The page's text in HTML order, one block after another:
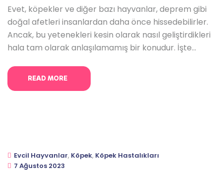
Evet, köpekler ve diğer bazı hayvanlar, deprem gibi
doğal afetleri insanlardan daha önce hissedebilirler.
Ancak, bu yetenekleri kesin olarak nasıl geliştirdikleri
hala tam olarak anlaşılamamış bir konudur. İşte
açıklamalar: Bununla birlikte, köpeklerin depremi
kesin olarak nasıl hissettiği ve neden bazı köpeklerin
READ MORE
Evcil Hayvanlar, Köpek, Köpek Hastalıkları
7 Ağustos 2023